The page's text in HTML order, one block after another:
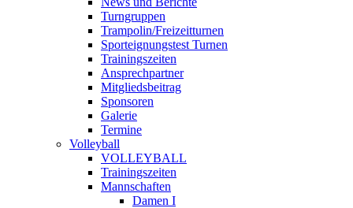
Turngruppen
Trampolin/Freizeitturnen
Sporteignungstest Turnen
Trainingszeiten
Ansprechpartner
Mitgliedsbeitrag
Sponsoren
Galerie
Termine
Volleyball
VOLLEYBALL
Trainingszeiten
Mannschaften
Damen I